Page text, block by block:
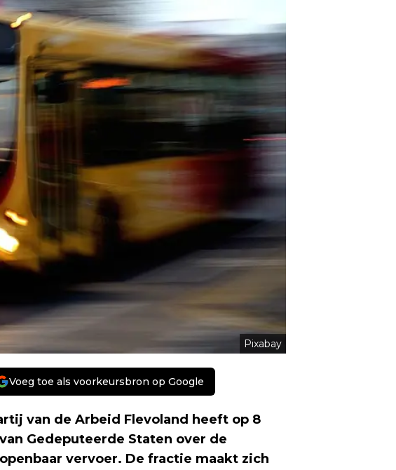
Pixabay
Voeg toe als voorkeursbron op Google
van de Arbeid Flevoland heeft op 8
Gedeputeerde Staten over de
vervoer. De fractie maakt zich